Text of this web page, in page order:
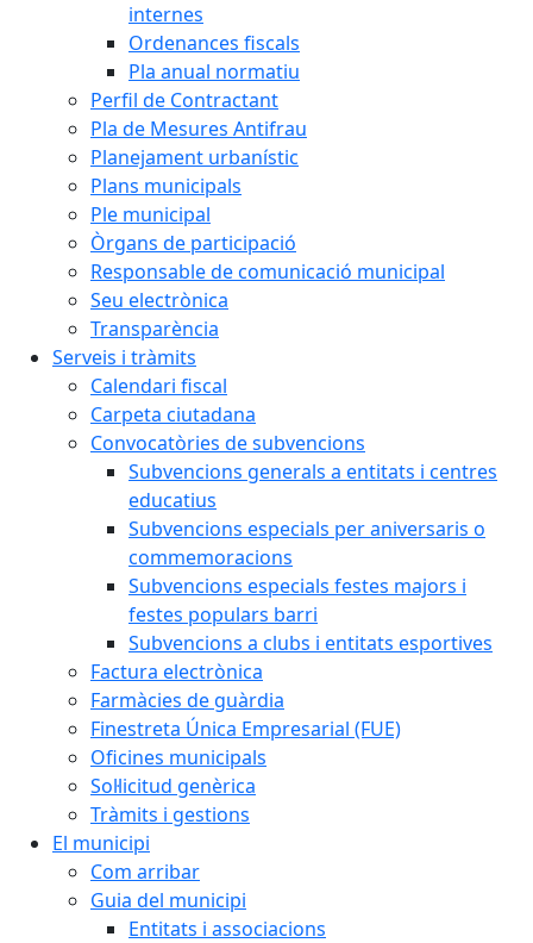
internes
Ordenances fiscals
Pla anual normatiu
Perfil de Contractant
Pla de Mesures Antifrau
Planejament urbanístic
Plans municipals
Ple municipal
Òrgans de participació
Responsable de comunicació municipal
Seu electrònica
Transparència
Serveis i tràmits
Calendari fiscal
Carpeta ciutadana
Convocatòries de subvencions
Subvencions generals a entitats i centres
educatius
Subvencions especials per aniversaris o
commemoracions
Subvencions especials festes majors i
festes populars barri
Subvencions a clubs i entitats esportives
Factura electrònica
Farmàcies de guàrdia
Finestreta Única Empresarial (FUE)
Oficines municipals
Sol·licitud genèrica
Tràmits i gestions
El municipi
Com arribar
Guia del municipi
Entitats i associacions